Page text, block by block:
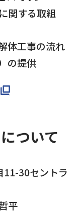
関する取組
体工事の流れ
の提供
ついて
11-30セントラ
平